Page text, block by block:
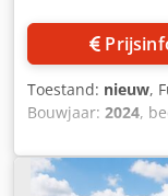
Toestand: nieuw,
Bouwjaar: 2024,
brandstoftype:
2.780 mm
,